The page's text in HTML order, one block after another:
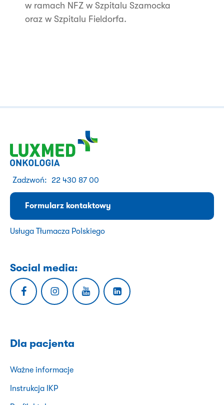
w ramach NFZ w Szpitalu Szamocka
oraz w Szpitalu Fieldorfa.
Zadzwoń: 22 430 87 00
Formularz kontaktowy
Usługa Tłumacza Polskiego
Social media:
Dla pacjenta
Ważne informacje
Instrukcja IKP